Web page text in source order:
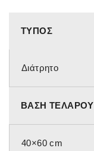
ΤΎΠΟΣ
Διάτρητο
ΒΆΣΗ ΤΕΛΆΡΟΥ
40×60 cm